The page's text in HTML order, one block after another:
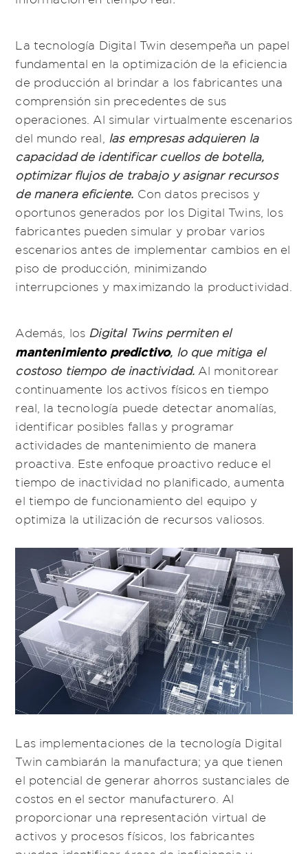
La tecnología Digital Twin desempeña un papel
fundamental en la optimización de la eficiencia
de producción al brindar a los fabricantes una
comprensión sin precedentes de sus
operaciones. Al simular virtualmente escenarios
del mundo real, las empresas adquieren la
capacidad de identificar cuellos de botella,
optimizar flujos de trabajo y asignar recursos
de manera eficiente. Con datos precisos y
oportunos generados por los Digital Twins, los
fabricantes pueden simular y probar varios
escenarios antes de implementar cambios en el
piso de producción, minimizando
interrupciones y maximizando la productividad.
Además, los Digital Twins permiten el
mantenimiento predictivo, lo que mitiga el
costoso tiempo de inactividad. Al monitorear
continuamente los activos físicos en tiempo
real, la tecnología puede detectar anomalías,
identificar posibles fallas y programar
actividades de mantenimiento de manera
proactiva. Este enfoque proactivo reduce el
tiempo de inactividad no planificado, aumenta
el tiempo de funcionamiento del equipo y
optimiza la utilización de recursos valiosos.
Las implementaciones de la tecnología Digital
Twin cambiarán la manufactura; ya que tienen
el potencial de generar ahorros sustanciales de
costos en el sector manufacturero. Al
proporcionar una representación virtual de
activos y procesos físicos, los fabricantes